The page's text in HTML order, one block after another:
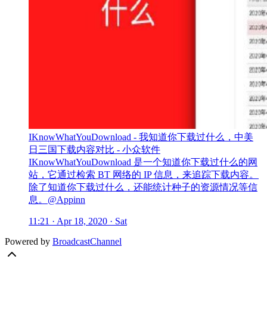
IKnowWhatYouDownload - 我知道你下载过什么，中美
日三国下载内容对比 - 小众软件
IKnowWhatYouDownload 是一个知道你下载过什么的网
站，它通过检索 BT 网络的 IP 信息，来追踪下载内容。
除了知道你下载过什么，还能统计种子的资源情况等信
息。@Appinn
11:21 · Apr 18, 2020 · Sat
Powered by BroadcastChannel